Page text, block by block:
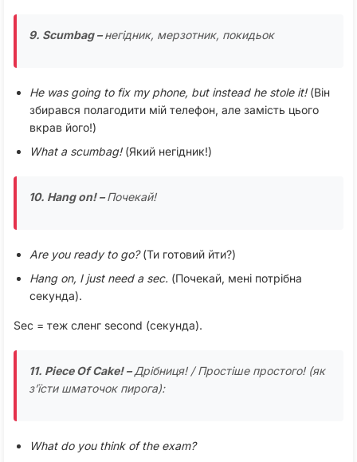
9. Scumbag –негідник, мерзотник, покидьок
He was going to fix my phone, but instead he stole it!(Він
збирався полагодити мій телефон, але замість цього
вкрав його!)
What a scumbag!(Який негідник!)
10. Hang on! –Почекай!
Are you ready to go?(Ти готовий йти?)
Hang on, I just need a sec. (Почекай, мені потрібна
секунда).
Sec = теж сленг second (секунда).
11. Piece Of Cake! –Дрібниця! / Простіше простого! (як
з’їсти шматочок пирога):
What do you think of the exam?